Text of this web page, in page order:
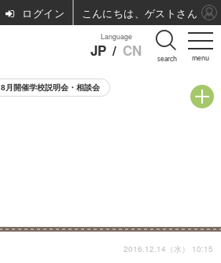
menu
Language
JP / CN search
8月開催学校説明会・相談会
2016.12.14（水） 10:15
ログイン こんにちは、ゲストさん